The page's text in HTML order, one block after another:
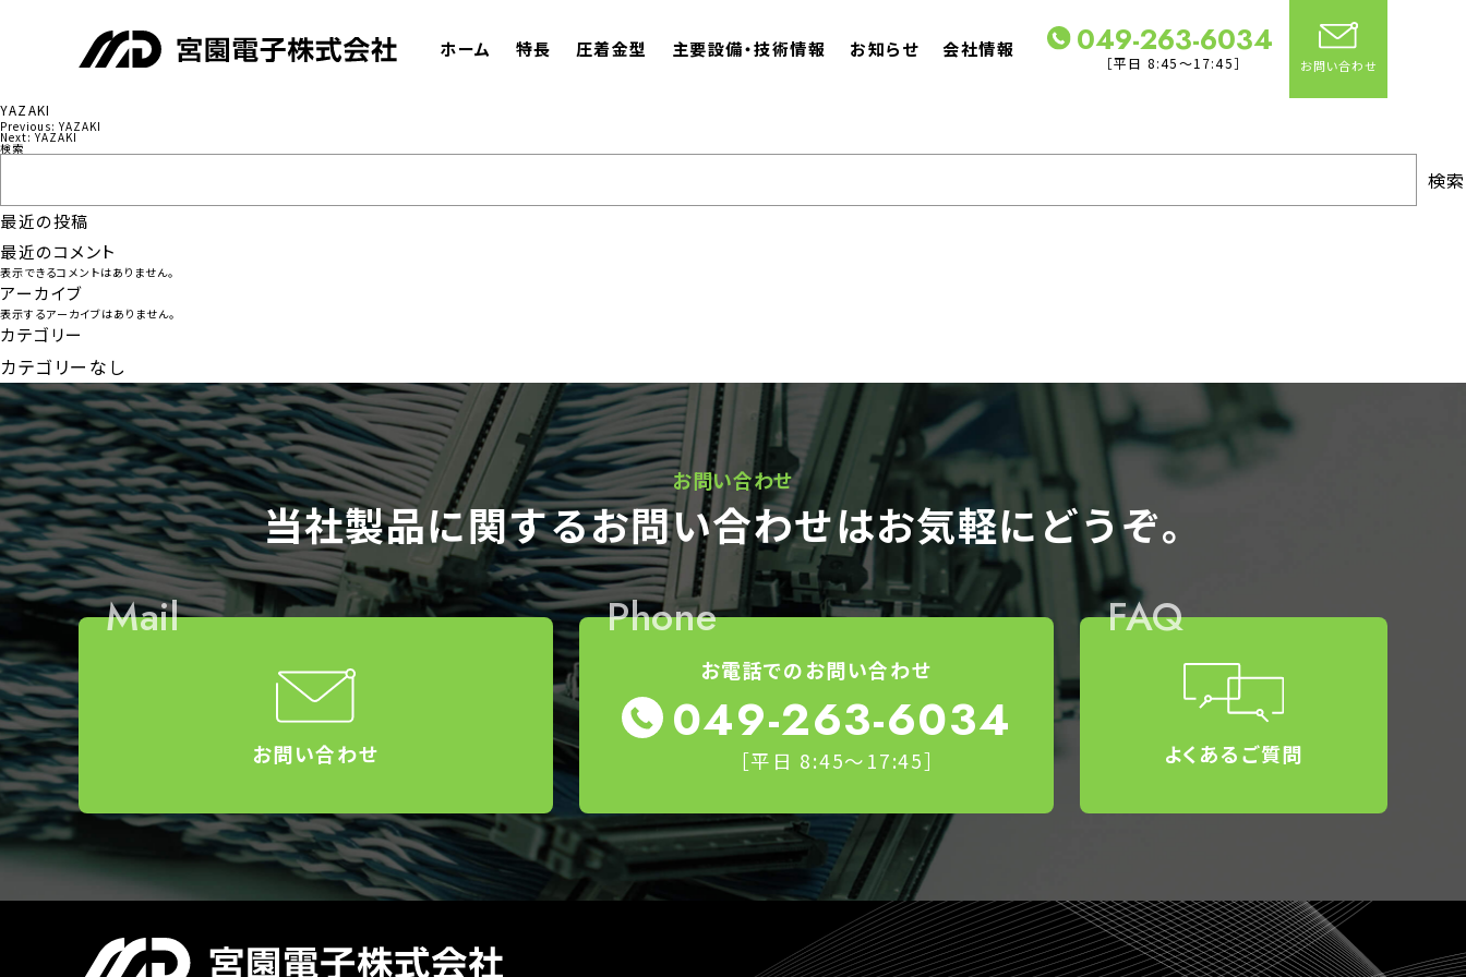
ホーム 特長 圧着金型 主要設備・技術情報 お知らせ 会社情報 049-263-6034
［平日 8:45～17:45］ お問い合わせ
YAZAKI
投
ビ
ゲ
ー
シ
ョ
ン
Previous: YAZAKI
Next: YAZAKI
検索
検索
最近の投稿
最近のコメント
表示できるコメントはありません。
アーカイブ
表示するアーカイブはありません。
カテゴリー
カテゴリーなし
お問い合わせ
当社製品に関するお問い合わせはお気軽にどうぞ。
Mail
お問い合わせ
FAQ
よくあるご質問
Phone
お電話でのお問い合わせ
049-263-6034
［平日 8:45～17:45］